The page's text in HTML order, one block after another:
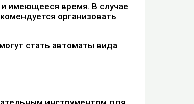
и имеющееся время. В случае
организовать
стать автоматы вида